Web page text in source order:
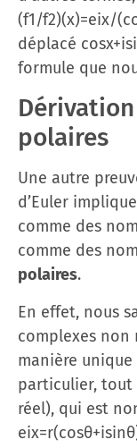
(f1/f2)(x)=eix/
déplacé
formule que
polaires
Une autre
d’Euler
comme des
comme des
polaires.
En effet, nous
complexes non
manière unique
particulier, tout
réel), qui est